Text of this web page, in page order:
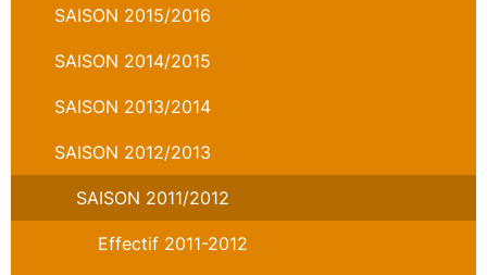
SAISON 2015/2016
SAISON 2014/2015
SAISON 2013/2014
SAISON 2012/2013
SAISON 2011/2012
Effectif 2011-2012